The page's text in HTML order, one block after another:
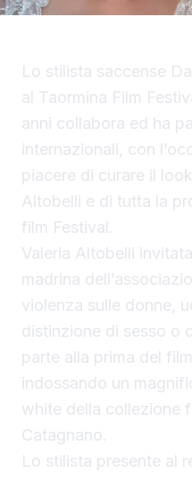
Lo stilista saccense
al Taormina Film
anni collabora ed ha
internazionali, con
piacere di curare il
Altobelli e di tutta la
film Festival.
Valeria Altobelli
madrina
violenza sulle donne,
distinzione di sesso o
parte alla prima del
indossando un
white della collezione
Catagnano.
Lo stilista presente al